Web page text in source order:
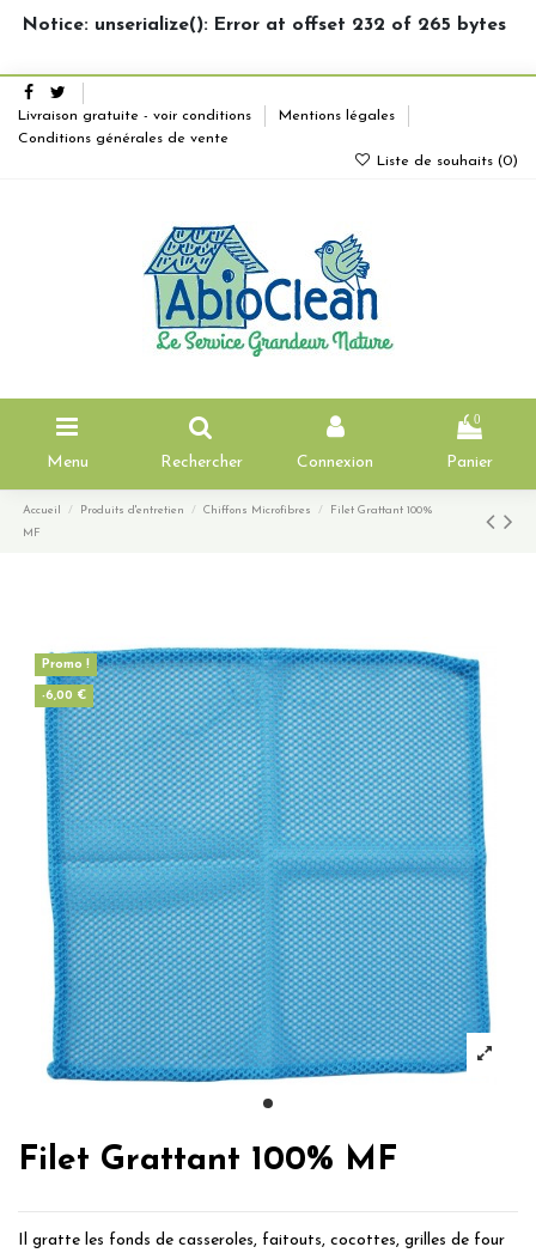
Notice: unserialize(): Error at offset 232 of 265 bytes
Livraison gratuite - voir conditions
Mentions légales
Conditions générales de vente
Liste de souhaits (0)
Menu Rechercher Connexion
0
Panier
Accueil Produits d'entretien Chiffons Microfibres Filet Grattant 100%
MF
Promo !
-6,00 €
Filet Grattant 100% MF
Il gratte les fonds de casseroles, faitouts, cocottes, grilles de four